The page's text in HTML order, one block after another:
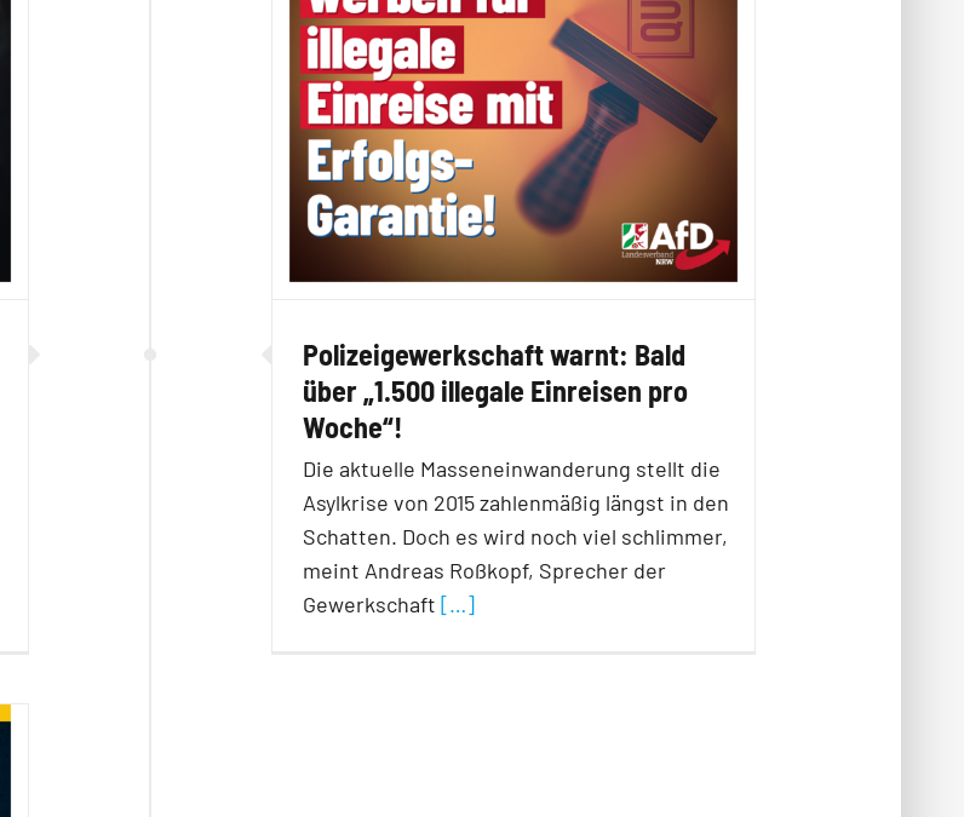
Polizeigewerkschaft warnt: Bald
über „1.500 illegale Einreisen pro
Woche“!
Die aktuelle Masseneinwanderung stellt die
Asylkrise von 2015 zahlenmäßig längst in den
Schatten. Doch es wird noch viel schlimmer,
meint Andreas Roßkopf, Sprecher der
Gewerkschaft […]